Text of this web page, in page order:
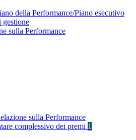
della Performance/Piano esecutivo
gestione
sulla Performance
sulla Performance
complessivo dei premi 1